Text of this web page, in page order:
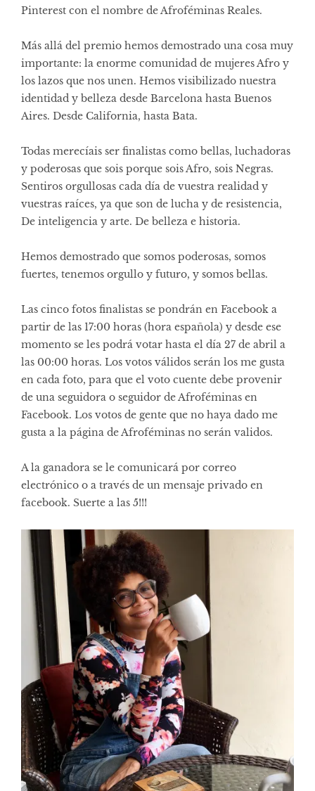
Pinterest con el nombre de Afroféminas Reales.
Más allá del premio hemos demostrado una cosa muy
importante: la enorme comunidad de mujeres Afro y
los lazos que nos unen. Hemos visibilizado nuestra
identidad y belleza desde Barcelona hasta Buenos
Aires. Desde California, hasta Bata.
Todas merecíais ser finalistas como bellas, luchadoras
y poderosas que sois porque sois Afro, sois Negras.
Sentiros orgullosas cada día de vuestra realidad y
vuestras raíces, ya que son de lucha y de resistencia,
De inteligencia y arte. De belleza e historia.
Hemos demostrado que somos poderosas, somos
fuertes, tenemos orgullo y futuro, y somos bellas.
Las cinco fotos finalistas se pondrán en Facebook a
partir de las 17:00 horas (hora española) y desde ese
momento se les podrá votar hasta el día 27 de abril a
las 00:00 horas. Los votos válidos serán los me gusta
en cada foto, para que el voto cuente debe provenir
de una seguidora o seguidor de Afroféminas en
Facebook. Los votos de gente que no haya dado me
gusta a la página de Afroféminas no serán validos.
A la ganadora se le comunicará por correo
electrónico o a través de un mensaje privado en
facebook. Suerte a las 5!!!